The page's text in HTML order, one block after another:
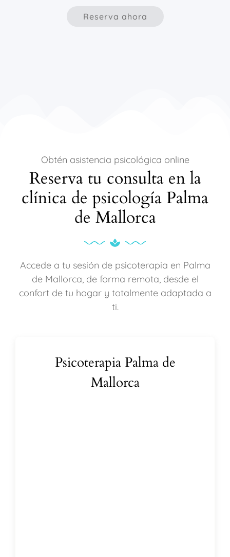
Reserva ahora
Obtén asistencia psicológica online
Reserva tu consulta en la
clínica de psicología Palma
de Mallorca
Accede a tu sesión de psicoterapia en Palma
de Mallorca, de forma remota, desde el
confort de tu hogar y totalmente adaptada a
ti.
Psicoterapia Palma de
Mallorca